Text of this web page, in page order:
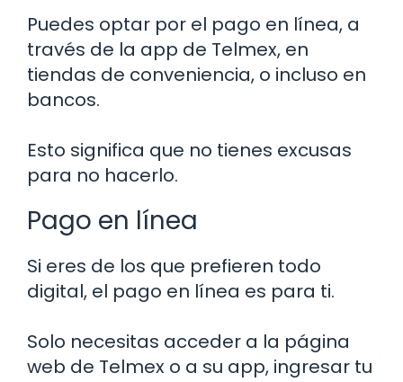
Puedes optar por el pago en línea, a
través de la app de Telmex, en
tiendas de conveniencia, o incluso en
bancos.
Esto significa que no tienes excusas
para no hacerlo.
Pago en línea
Si eres de los que prefieren todo
digital, el pago en línea es para ti.
Solo necesitas acceder a la página
web de Telmex o a su app, ingresar tu